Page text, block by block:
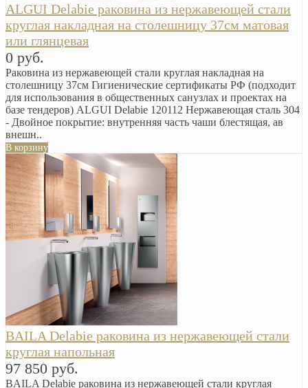
ALGUI Delabie раковина из нержавеющей стали
круглая накладная на столешницу 37см матовая
или глянцевая
0 руб.
Раковина из нержавеющей стали круглая накладная на
столешницу 37см Гигиенические сертификаты РФ (подходит
для использования в общественных санузлах и проектах на
базе тендеров) ALGUI Delabie 120112 Нержавеющая сталь 304
- Двойное покрытие: внутренняя часть чаши блестящая, ав
внешн..
В корзину
BAILA Delabie раковина из нержавеющей стали
круглая напольная
97 850 руб.
BAILA Delabie раковина из нержавеющей стали круглая